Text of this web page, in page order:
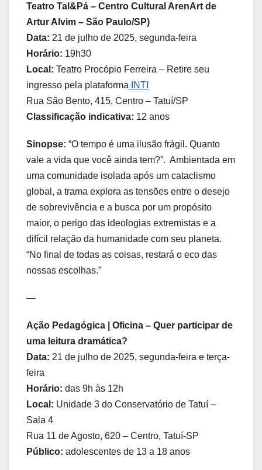
Teatro Tal&Pá – Centro Cultural ArenArt de
Artur Alvim – São Paulo/SP)
Data: 21 de julho de 2025, segunda-feira
Horário: 19h30
Local: Teatro Procópio Ferreira – Retire seu
ingresso pela plataforma INTI
Rua São Bento, 415, Centro – Tatuí/SP
Classificação indicativa: 12 anos
Sinopse: “O tempo é uma ilusão frágil. Quanto
vale a vida que você ainda tem?”. Ambientada em
uma comunidade isolada após um cataclismo
global, a trama explora as tensões entre o desejo
de sobrevivência e a busca por um propósito
maior, o perigo das ideologias extremistas e a
difícil relação da humanidade com seu planeta.
“No final de todas as coisas, restará o eco das
nossas escolhas.”
—
Ação Pedagógica | Oficina – Quer participar de
uma leitura dramática?
Data: 21 de julho de 2025, segunda-feira e terça-
feira
Horário: das 9h às 12h
Local: Unidade 3 do Conservatório de Tatuí –
Sala 4
Rua 11 de Agosto, 620 – Centro, Tatuí-SP
Público: adolescentes de 13 a 18 anos